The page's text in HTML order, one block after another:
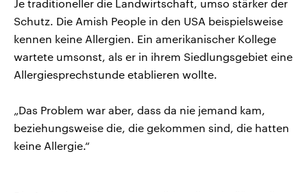
Je traditioneller die Landwirtschaft, umso stärker der
Schutz. Die Amish People in den USA beispielsweise
kennen keine Allergien. Ein amerikanischer Kollege
wartete umsonst, als er in ihrem Siedlungsgebiet eine
Allergiesprechstunde etablieren wollte.
„Das Problem war aber, dass da nie jemand kam,
beziehungsweise die, die gekommen sind, die hatten
keine Allergie.“